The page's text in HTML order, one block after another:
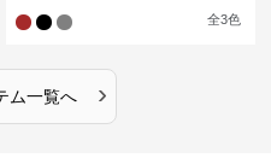
イドレッグパンツセットアップ
全3色
ム一覧へ ›